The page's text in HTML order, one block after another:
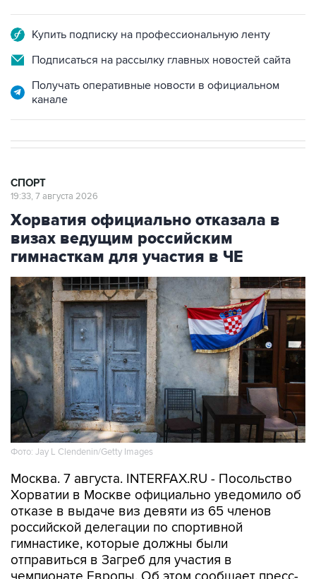
Купить подписку на профессиональную ленту
Подписаться на рассылку главных новостей сайта
Получать оперативные новости в официальном
канале
СПОРТ
19:33, 7 августа 2026
Хорватия официально отказала в
визах ведущим российским
гимнасткам для участия в ЧЕ
Фото: Jay L Clendenin/Getty Images
Москва. 7 августа. INTERFAX.RU - Посольство
Хорватии в Москве официально уведомило об
отказе в выдаче виз девяти из 65 членов
российской делегации по спортивной
гимнастике, которые должны были
отправиться в Загреб для участия в